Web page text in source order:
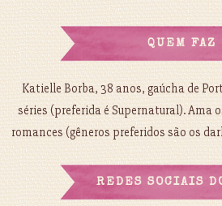
QUEM FAZ
Katielle Borba, 38 anos, gaúcha de
séries (preferida é Supernatural). Ama
romances (gêneros preferidos são os
REDES SOCIAIS